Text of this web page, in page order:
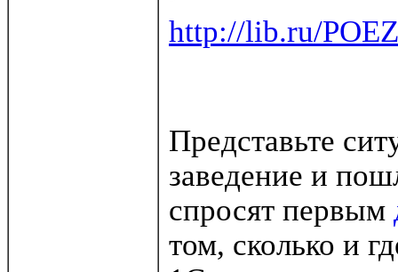
http://lib.ru/
Представьте
заведение и
спросят первым
том, сколько и